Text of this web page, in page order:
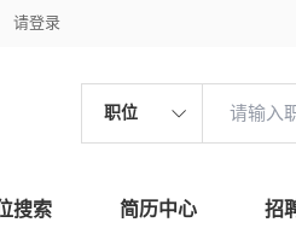
请登录
职位
搜索 简历中心 招